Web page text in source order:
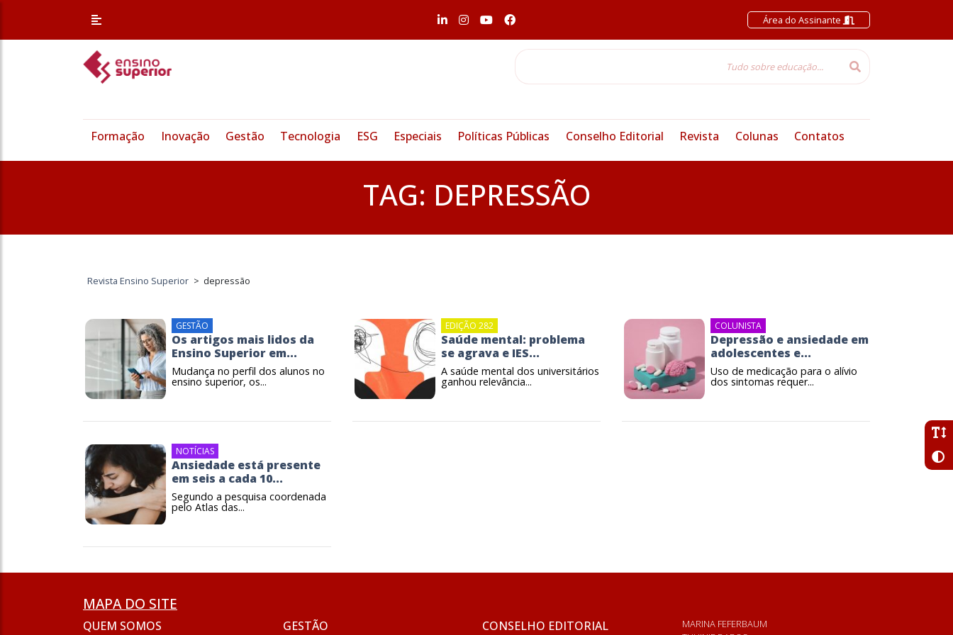
Área do Assinante
Formação Inovação Gestão Tecnologia ESG Especiais Políticas Públicas Conselho Editorial Revista Colunas Contatos
TAG: DEPRESSÃO
Revista Ensino Superior > depressão
GESTÃO
Os artigos mais lidos da
Ensino Superior em...
Mudança no perfil dos alunos no
ensino superior, os...
EDIÇÃO 282
Saúde mental: problema
se agrava e IES...
A saúde mental dos universitários
ganhou relevância...
COLUNISTA
Depressão e ansiedade em
adolescentes e...
Uso de medicação para o alívio
dos sintomas requer...
NOTÍCIAS
Ansiedade está presente
em seis a cada 10...
Segundo a pesquisa coordenada
pelo Atlas das...
MAPA DO SITE
QUEM SOMOS GESTÃO CONSELHO EDITORIAL
MARINA FEFERBAUM